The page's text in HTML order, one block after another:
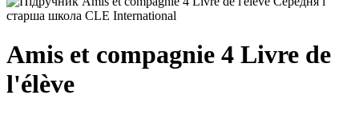
Amis et compagnie 4 Livre de
l'élève